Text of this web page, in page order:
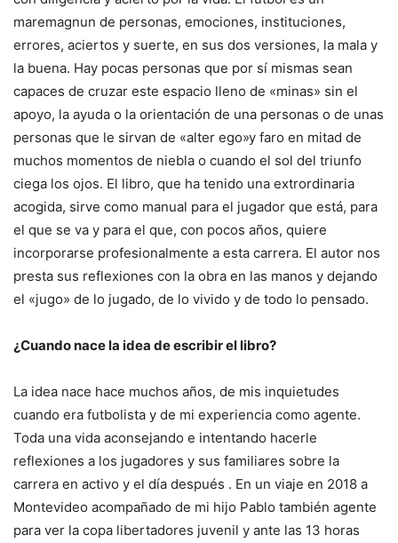
maremagnun de personas, emociones, instituciones,
errores, aciertos y suerte, en sus dos versiones, la mala y
la buena. Hay pocas personas que por sí mismas sean
capaces de cruzar este espacio lleno de «minas» sin el
apoyo, la ayuda o la orientación de una personas o de unas
personas que le sirvan de «alter ego»y faro en mitad de
muchos momentos de niebla o cuando el sol del triunfo
ciega los ojos. El libro, que ha tenido una extrordinaria
acogida, sirve como manual para el jugador que está, para
el que se va y para el que, con pocos años, quiere
incorporarse profesionalmente a esta carrera. El autor nos
presta sus reflexiones con la obra en las manos y dejando
el «jugo» de lo jugado, de lo vivido y de todo lo pensado.
¿Cuando nace la idea de escribir el libro?
La idea nace hace muchos años, de mis inquietudes
cuando era futbolista y de mi experiencia como agente.
Toda una vida aconsejando e intentando hacerle
reflexiones a los jugadores y sus familiares sobre la
carrera en activo y el día después . En un viaje en 2018 a
Montevideo acompañado de mi hijo Pablo también agente
para ver la copa libertadores juvenil y ante las 13 horas